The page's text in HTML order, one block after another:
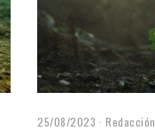
25/08/2023 Redacción